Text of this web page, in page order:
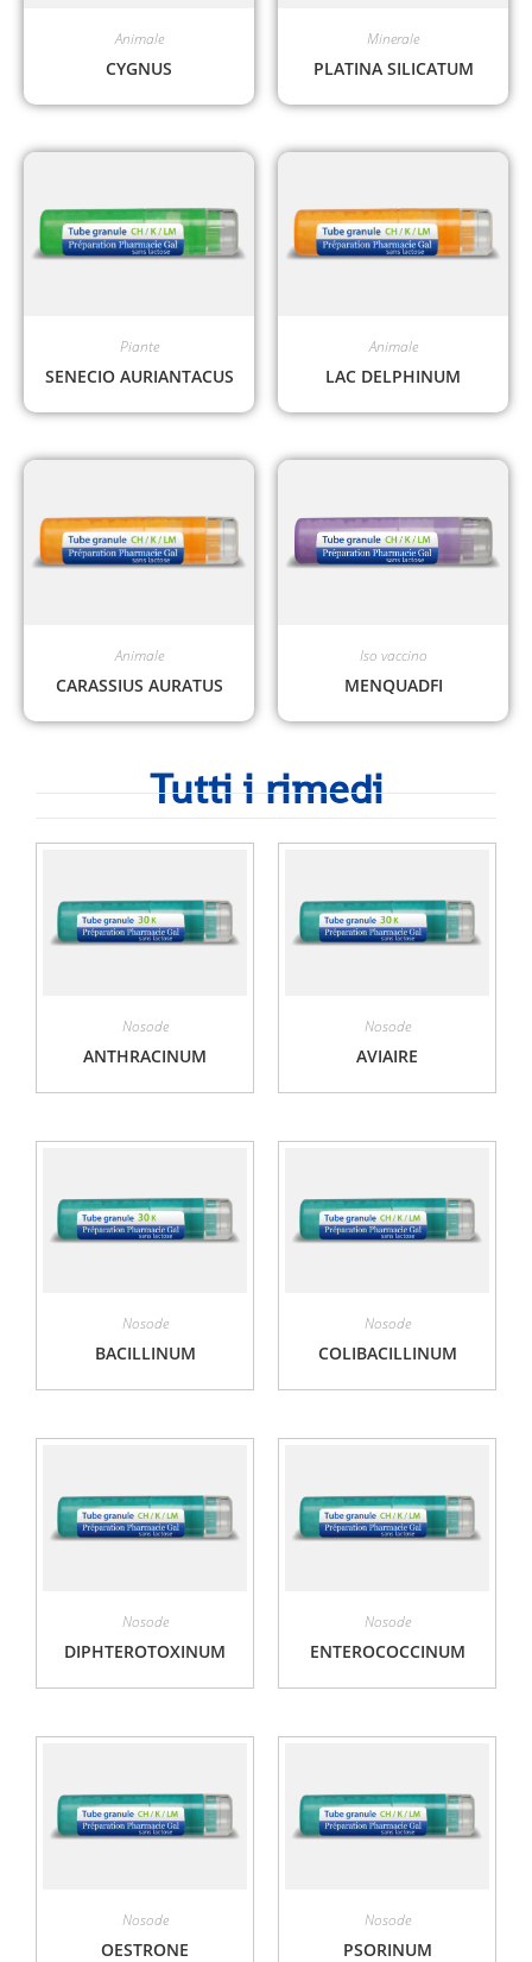
Animale
CYGNUS
Minerale
PLATINA SILICATUM
Piante
SENECIO AURIANTACUS
Animale
LAC DELPHINUM
Animale
CARASSIUS AURATUS
Iso vaccino
MENQUADFI
Tutti i rimedi
Nosode
ANTHRACINUM
Nosode
AVIAIRE
Nosode
BACILLINUM
Nosode
COLIBACILLINUM
Nosode
DIPHTEROTOXINUM
Nosode
ENTEROCOCCINUM
Nosode
OESTRONE
Nosode
PSORINUM